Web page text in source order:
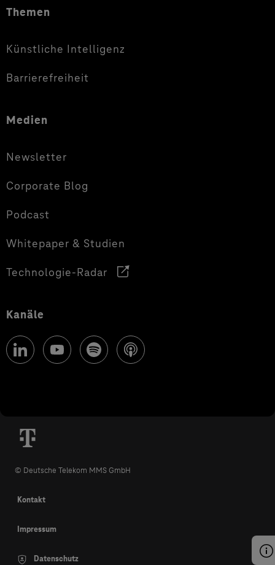
Themen
Künstliche Intelligenz
Barrierefreiheit
Medien
Newsletter
Corporate Blog
Podcast
Whitepaper & Studien
Technologie-Radar
Kanäle
© Deutsche Telekom MMS GmbH
Kontakt
Impressum
Datenschutz